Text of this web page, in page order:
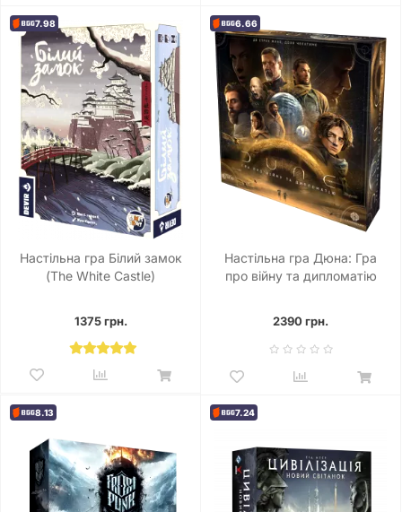
7.98
Настільна гра Білий замок
(The White Castle)
1375 грн.
6.66
Настільна гра Дюна: Гра
про війну та дипломатію
2390 грн.
8.13 7.24